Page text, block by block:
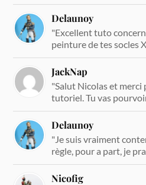
Delaunoy
"Excellent tuto
peinture de tes socles
JackNap
"Salut Nicolas et
tutoriel. Tu vas
Delaunoy
"Je suis vraiment
règle, pour a part, je
Nicofig